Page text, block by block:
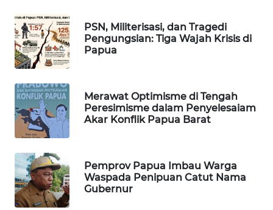
PSN, Militerisasi, dan Tragedi
Pengungsian: Tiga Wajah Krisis di
Papua
Merawat Optimisme di Tengah
Peresimisme dalam Penyelesaiam
Akar Konflik Papua Barat
Pemprov Papua Imbau Warga
Waspada Penipuan Catut Nama
Gubernur
MAWAKA
ID
MARTABAT
NET
PLN
WATCH
MKLI
LPKKI